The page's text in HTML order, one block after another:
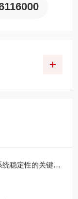
定性的关键技术